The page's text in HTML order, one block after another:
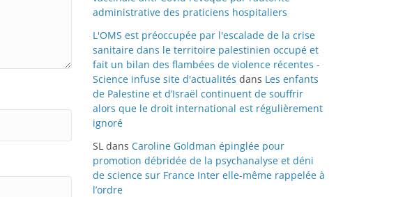
administrative des praticiens hospitaliers
L'OMS est préoccupée par l'escalade de la crise
sanitaire dans le territoire palestinien occupé et
fait un bilan des flambées de violence récentes -
Science infuse site d'actualités dans Les enfants
de Palestine et d’Israël continuent de souffrir
alors que le droit international est régulièrement
ignoré
SL dans Caroline Goldman épinglée pour
promotion débridée de la psychanalyse et déni
de science sur France Inter elle-même rappelée à
l’ordre